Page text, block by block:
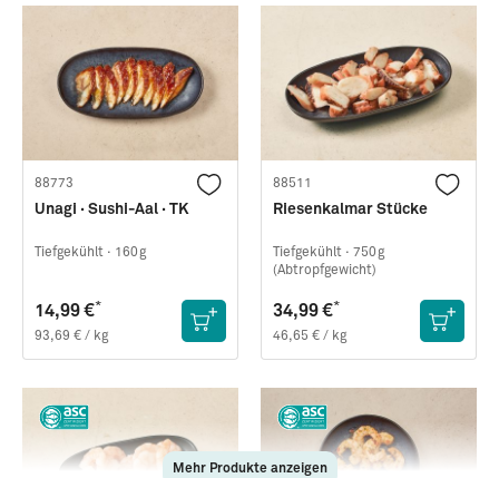
88773
Unagi · Sushi-Aal · TK
Tiefgekühlt · 160g
14,99 €*
93,69 € / kg
88511
Riesenkalmar Stücke
Tiefgekühlt · 750g
(Abtropfgewicht)
34,99 €*
46,65 € / kg
Mehr Produkte anzeigen